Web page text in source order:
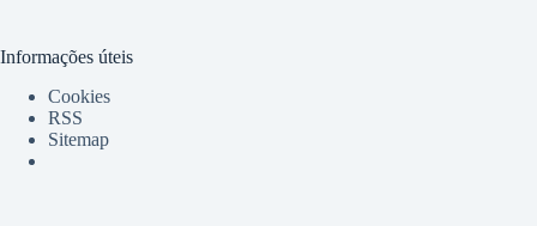
Informações úteis
Cookies
RSS
Sitemap